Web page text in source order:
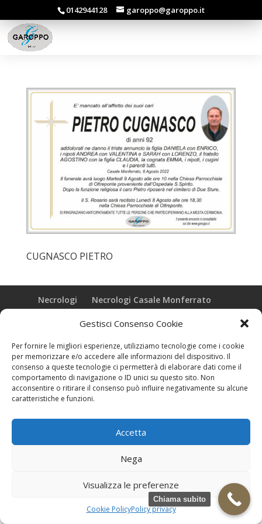
Gestisci Consenso Cookie
Per fornire le migliori esperienze, utilizziamo tecnologie come i cookie
per memorizzare e/o accedere alle informazioni del dispositivo. Il
consenso a queste tecnologie ci permetterà di elaborare dati come il
comportamento di navigazione o ID unici su questo sito. Non
acconsentire o ritirare il consenso può influire negativamente su alcune
caratteristiche e funzioni.
Accetta
Nega
Visualizza le preferenze
Cookie PolicyPolicy privacy
0142944128 garoppo@garoppo.it
CUGNASCO PIETRO
Necrologi
Necrologi Casale Monferrato
Necrologi Alessandria
Necrologi Piemonte
Realizzazione grafica e Copyright © zeropensieri local web -
Casale Monferrato info@zeropensieri-cloud
Chiama subito